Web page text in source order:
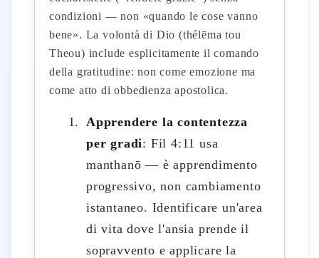
condizioni — non «quando le cose vanno
bene». La volontà di Dio (thélēma tou
Theou) include esplicitamente il comando
della gratitudine: non come emozione ma
come atto di obbedienza apostolica.
Apprendere la contentezza
per gradi: Fil 4:11 usa
manthanō — è apprendimento
progressivo, non cambiamento
istantaneo. Identificare un'area
di vita dove l'ansia prende il
sopravvento e applicare la